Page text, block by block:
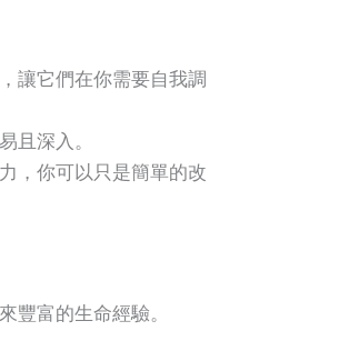
讓它們在你需要自我調
且深入。
，你可以只是簡單的改
富的生命經驗。